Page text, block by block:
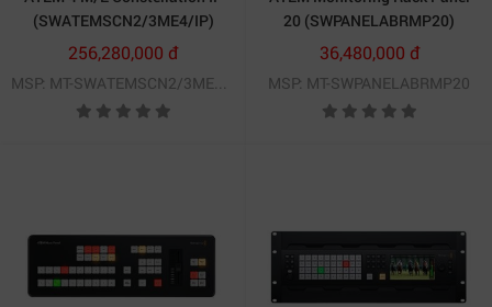
(SWATEMSCN2/3ME4/IP)
256,280,000 đ
MSP: MT-SWATEMSCN2/3ME4/IP
20 (SWPANELABRMP20)
36,480,000 đ
MSP: MT-SWPANELABRMP20